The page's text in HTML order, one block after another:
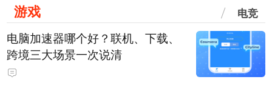
游戏 电竞
电脑加速器哪个好？联机、下载、
跨境三大场景一次说清